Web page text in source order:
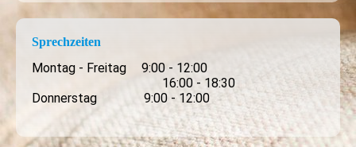
Sprechzeiten
Montag - Freitag
9:00 - 12:00
16:00 - 18:30
Donnerstag
9:00 - 12:00